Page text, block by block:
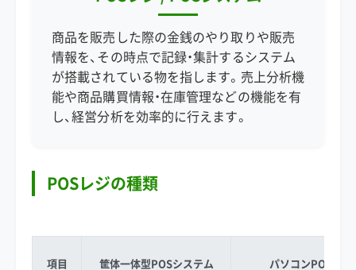
商品を販売した際の金銭のやり取りや販売
情報を、その時点で記録・集計するシステム
が搭載されている物を指します。売上分析機
能や商品購買情報・在庫管理などの機能を有
し、経営分析を効率的に行えます。
POSレジの種類
項目 筐体一体型POSシステム パソコンPOSレジ